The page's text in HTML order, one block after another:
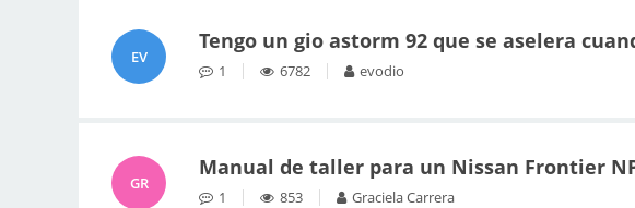
EV
Tengo un gio astorm 92 que se aselera
1 6782 evodio
GR
Manual de taller para un Nissan Frontier
1 853 Graciela Carrera